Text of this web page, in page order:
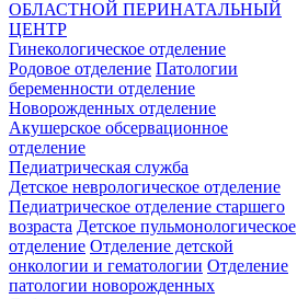
ОБЛАСТНОЙ ПЕРИНАТАЛЬНЫЙ
ЦЕНТР
Гинекологическое отделение
Родовое отделение Патологии
беременности отделение
Новорожденных отделение
Акушерское обсервационное
отделение
Педиатрическая служба
Детское неврологическое отделение
Педиатрическое отделение старшего
возраста Детское пульмонологическое
отделение Отделение детской
онкологии и гематологии Отделение
патологии новорожденных